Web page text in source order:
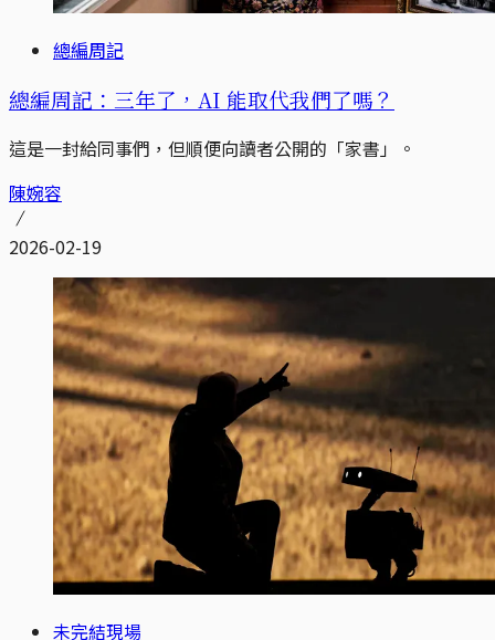
總編周記
總編周記：三年了，AI 能取代我們了嗎？
這是一封給同事們，但順便向讀者公開的「家書」。
陳婉容
2026-02-19
未完結現場